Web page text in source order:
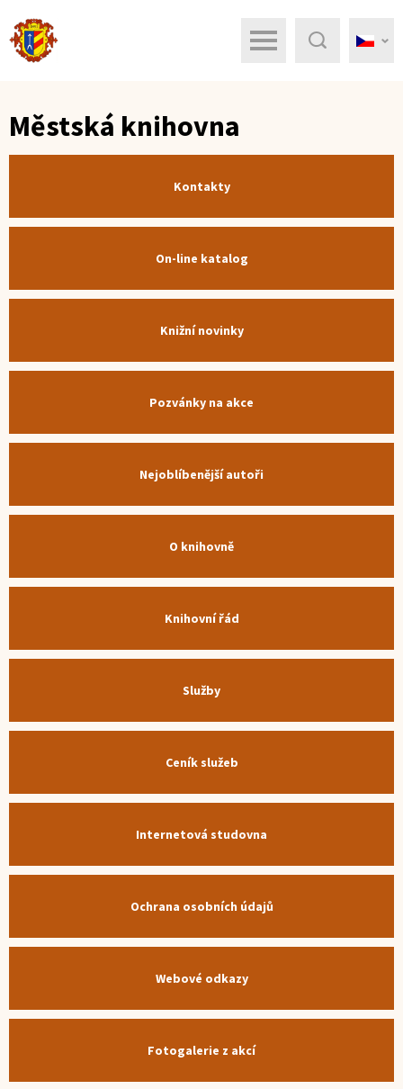
Menu
Městská knihovna
Kontakty
On-line katalog
Knižní novinky
Pozvánky na akce
Nejoblíbenější autoři
O knihovně
Knihovní řád
Služby
Ceník služeb
Internetová studovna
Ochrana osobních údajů
Webové odkazy
Fotogalerie z akcí